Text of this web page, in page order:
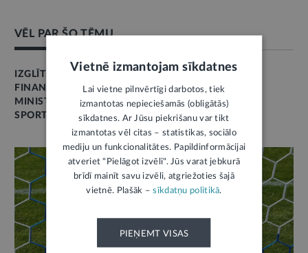
VĒL PAR ŠO TĒMU
IZGLĪTĪBA
FINANSES
MINISTRU KABINETA LĒMUMI
SPORTS
Vietnē izmantojam sīkdatnes
Lai vietne pilnvērtīgi darbotos, tiek
izmantotas nepieciešamās (obligātās)
sīkdatnes. Ar Jūsu piekrišanu var tikt
izmantotas vēl citas – statistikas, sociālo
mediju un funkcionalitātes. Papildinformācijai
atveriet "Pielāgot izvēli". Jūs varat jebkurā
brīdī mainīt savu izvēli, atgriežoties šajā
vietnē. Plašāk –sīkdatņu politikā.
PIEŅEMT VISAS